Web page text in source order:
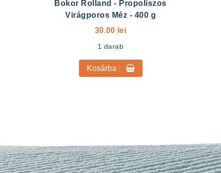
Bokor Rolland - Propoliszos
Virágporos Méz - 400 g
30.00 lei
1 darab
Kosárba